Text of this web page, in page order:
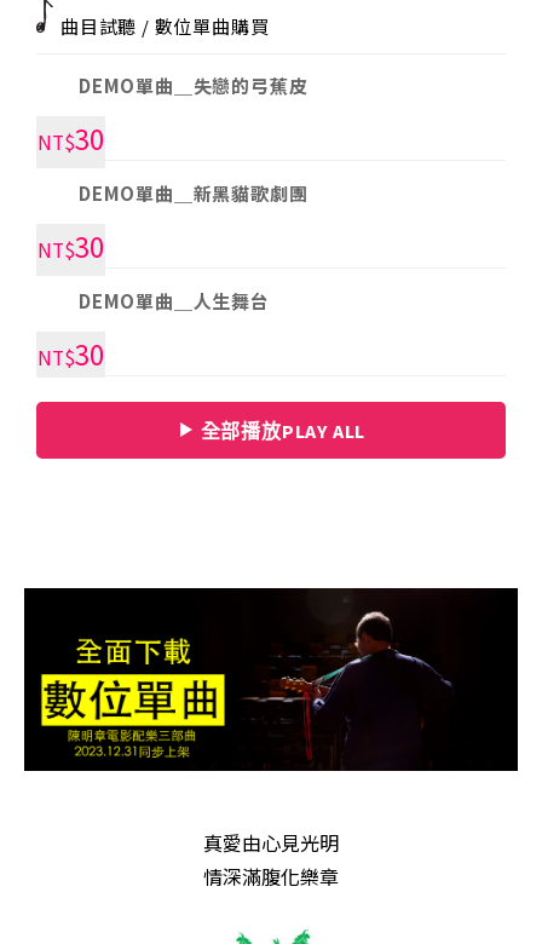
曲目試聽 / 數位單曲購買
DEMO單曲＿失戀的弓蕉皮
NT$30
DEMO單曲＿新黑貓歌劇團
NT$30
DEMO單曲＿人生舞台
NT$30
全部播放PLAY ALL
真愛由心見光明
情深滿腹化樂章